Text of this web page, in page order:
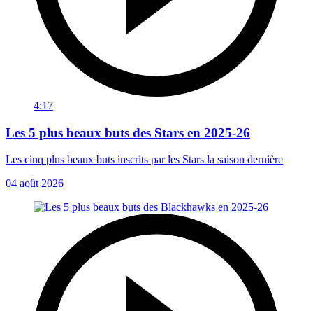
4:17
Les 5 plus beaux buts des Stars en 2025-26
Les cinq plus beaux buts inscrits par les Stars la saison dernière
04 août 2026